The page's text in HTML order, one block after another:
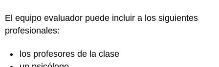
El equipo evaluador puede incluir a los siguientes
profesionales:
los profesores de la clase